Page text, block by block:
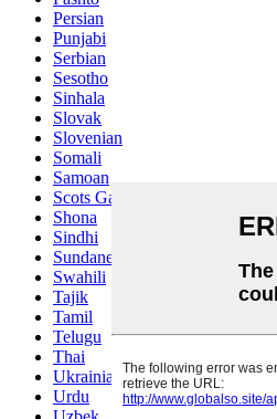
Persian
Punjabi
Serbian
Sesotho
Sinhala
Slovak
Slovenian
Somali
Samoan
Scots Gaelic
Shona
Sindhi
Sundanese
Swahili
Tajik
Tamil
Telugu
Thai
Ukrainian
Urdu